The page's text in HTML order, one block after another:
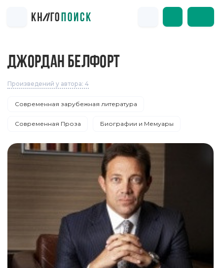
ДЖОРДАН БЕЛФОРТ
Произведений у автора: 4
Современная зарубежная литература
Современная Проза Биографии и Мемуары